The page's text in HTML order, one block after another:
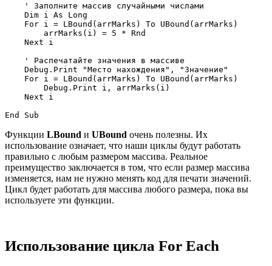
    ' Заполните массив случайными числами
    Dim i As Long
    For i = LBound(arrMarks) To UBound(arrMarks)
        arrMarks(i) = 5 * Rnd
    Next i
    ' Распечатайте значения в массиве
    Debug.Print "Место нахождения", "Значение"
    For i = LBound(arrMarks) To UBound(arrMarks)
        Debug.Print i, arrMarks(i)
    Next i
Функции LBound и UBound очень полезны. Их
использование означает, что наши циклы будут работать
правильно с любым размером массива. Реальное
преимущество заключается в том, что если размер массива
изменяется, нам не нужно менять код для печати значений.
Цикл будет работать для массива любого размера, пока вы
используете эти функции.
Использование цикла For Each